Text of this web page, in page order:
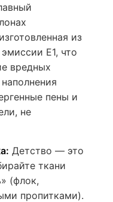
из
E1, что
вредных
пены и
не
Детство — это
ткани
(флок,
пропитками).